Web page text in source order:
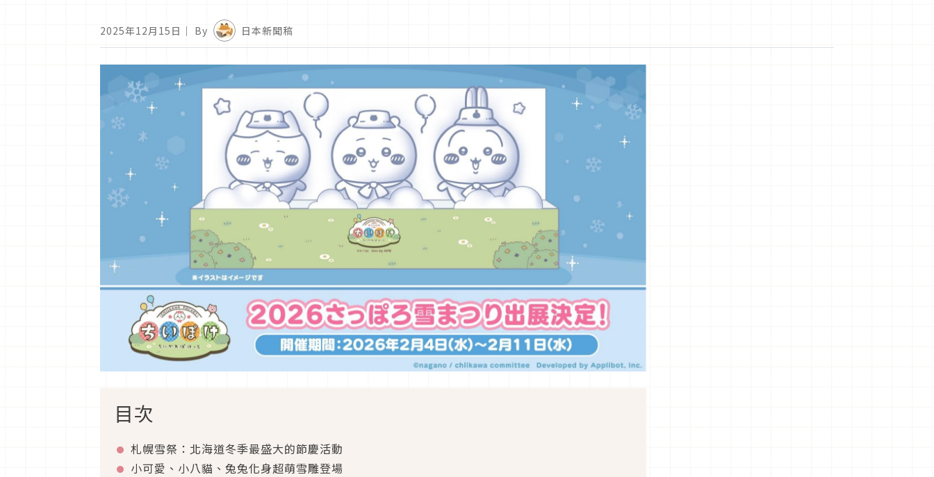
2025年12月15日 ｜ By 日本新聞稿
目次
札幌雪祭：北海道冬季最盛大的節慶活動
小可愛、小八貓、兔兔化身超萌雪雕登場